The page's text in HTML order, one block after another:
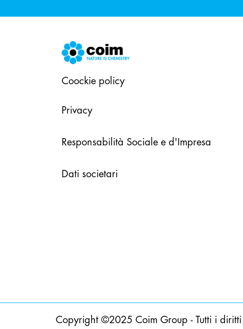
Coockie policy
Privacy
Responsabilità Sociale e d'Impresa
Dati societari
Copyright ©2025 Coim Group - Tutti i diritti